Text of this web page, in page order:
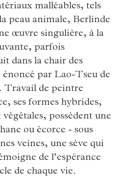
malléables, tels
peau animale, Berlinde
œuvre singulière, à la
parfois
dans la chair des
énoncé par Lao-Tseu de
Travail de peintre
ses formes hybrides,
possèdent une
ou écorce - sous
veines, une sève qui
de l’espérance
de chaque vie.